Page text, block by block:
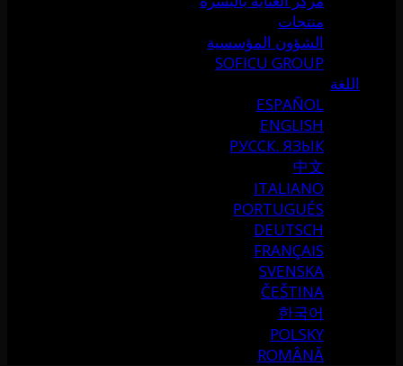
منتجات
الشؤون المؤسسية
SOFICU GROUP
اللغة
ESPAÑOL
ENGLISH
РУССК. ЯЗЫК
中文
ITALIANO
PORTUGUÉS
DEUTSCH
FRANÇAIS
SVENSKA
ČEŠTINA
한국어
POLSKY
ROMÂNĂ